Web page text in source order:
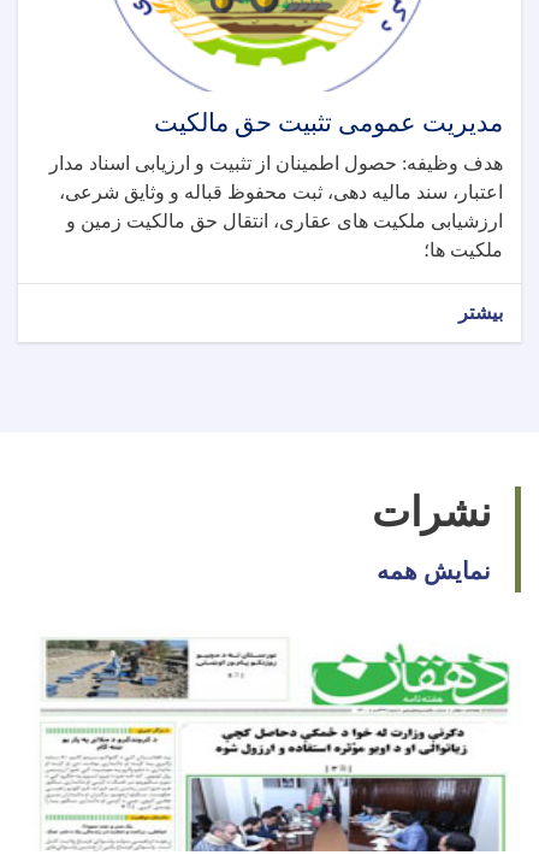
مدیریت عمومی تثبیت حق مالکیت
هدف وظیفه: حصول اطمینان از تثبیت و ارزیابی اسناد مدار
اعتبار، سند مالیه دهی، ثبت محفوظ قباله و وثایق شرعی،
ارزشیابی ملکیت های عقاری، انتقال حق مالکیت زمین و
ملکیت ها؛
بیشتر
نشرات
نمایش همه